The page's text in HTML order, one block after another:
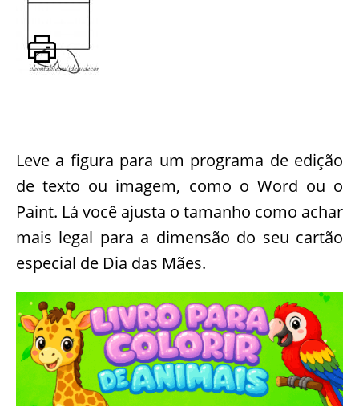
Leve a figura para um programa de edição
de texto ou imagem, como o Word ou o
Paint. Lá você ajusta o tamanho como achar
mais legal para a dimensão do seu cartão
especial de Dia das Mães.